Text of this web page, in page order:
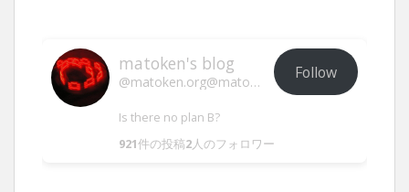
matoken's blog
@matoken.org@matoken.org
Follow
Is there no plan B?
921件の投稿2人のフォロワー